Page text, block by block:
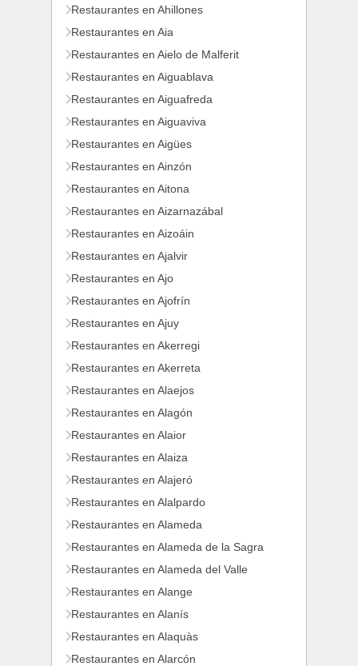
Restaurantes en Ahillones
Restaurantes en Aia
Restaurantes en Aielo de Malferit
Restaurantes en Aiguablava
Restaurantes en Aiguafreda
Restaurantes en Aiguaviva
Restaurantes en Aigües
Restaurantes en Ainzón
Restaurantes en Aitona
Restaurantes en Aizarnazábal
Restaurantes en Aizoáin
Restaurantes en Ajalvir
Restaurantes en Ajo
Restaurantes en Ajofrín
Restaurantes en Ajuy
Restaurantes en Akerregi
Restaurantes en Akerreta
Restaurantes en Alaejos
Restaurantes en Alagón
Restaurantes en Alaior
Restaurantes en Alaiza
Restaurantes en Alajeró
Restaurantes en Alalpardo
Restaurantes en Alameda
Restaurantes en Alameda de la Sagra
Restaurantes en Alameda del Valle
Restaurantes en Alange
Restaurantes en Alanís
Restaurantes en Alaquàs
Restaurantes en Alarcón